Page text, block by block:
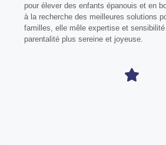
pour élever des enfants épanouis et en
à la recherche des meilleures solutions
familles, elle mêle expertise et sensibilité
parentalité plus sereine et joyeuse.